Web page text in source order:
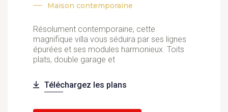
Maison contemporaine
Résolument contemporaine, cette
magnifique villa vous séduira par ses lignes
épurées et ses modules harmonieux. Toits
plats, double garage et
Téléchargez les plans